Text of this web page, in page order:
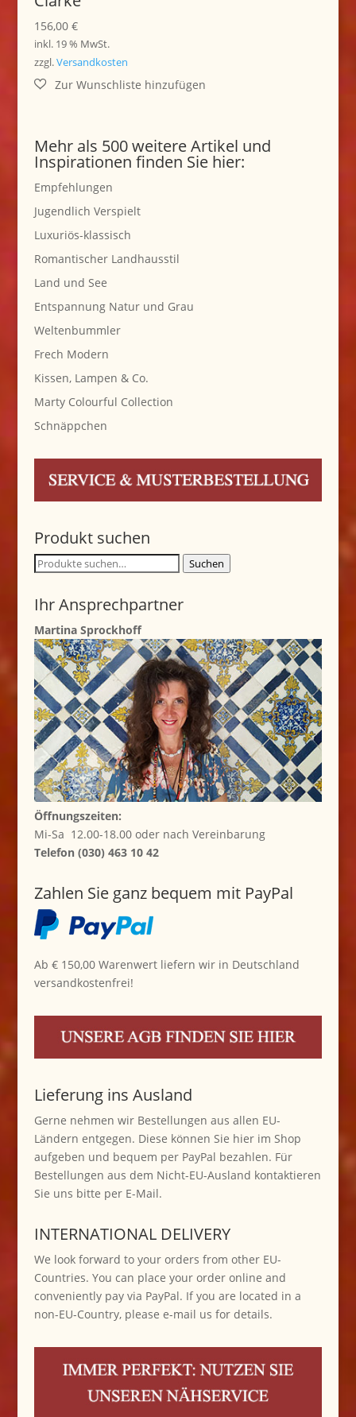
156,00 €
inkl. 19 % MwSt.
zzgl.Versandkosten
Mehr als 500 weitere Artikel und
Inspirationen finden Sie hier:
Empfehlungen
Jugendlich Verspielt
Luxuriös-klassisch
Romantischer Landhausstil
Land und See
Entspannung Natur und Grau
Weltenbummler
Frech Modern
Kissen, Lampen & Co.
Marty Colourful Collection
Schnäppchen
Produkt suchen
Suche
Suchen
Ihr Ansprechpartner
Martina Sprockhoff
Öffnungszeiten:
Mi-Sa 12.00-18.00 oder nach Vereinbarung
Telefon (030) 463 10 42
Zahlen Sie ganz bequem mit PayPal
Ab € 150,00 Warenwert liefern wir in Deutschland
versandkostenfrei!
Lieferung ins Ausland
Gerne nehmen wir Bestellungen aus allen EU-
Ländern entgegen. Diese können Sie hier im Shop
aufgeben und bequem per PayPal bezahlen. Für
Bestellungen aus dem Nicht-EU-Ausland kontaktieren
Sie uns bitte per E-Mail.
INTERNATIONAL DELIVERY
We look forward to your orders from other EU-
Countries. You can place your order online and
conveniently pay via PayPal. If you are located in a
non-EU-Country, please e-mail us for details.